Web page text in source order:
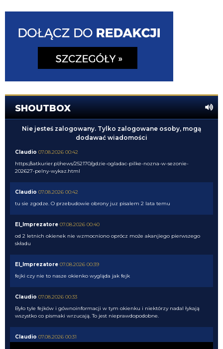
SHOUTBOX
Nie jesteś zalogowany. Tylko zalogowane osoby, mogą
dodawać wiadomości
Claudio 07.08.2026 00:42
https://satkurier.pl/news/252170/gdzie-ogladac-pilke-nozna-w-sezonie-
202627-pelny-wykaz.html
Claudio 07.08.2026 00:42
tu sie zgodze. O przebudowie obrony juz pisalem 2 lata temu
El_Imprezatore 07.08.2026 00:40
od 2 letnich okienek nie wzmocniono oprócz może akanjiego pierwszego
składu
El_Imprezatore 07.08.2026 00:39
fejki czy nie to nasze okienko wygląda jak fejk
Claudio 07.08.2026 00:33
Było tyle fejków i gównoinformacji w tym okienku i niektórzy nadal łykają
wszystko co pismaki wrzucają. To jest nieprawdopodobne.
Claudio 07.08.2026 00:31